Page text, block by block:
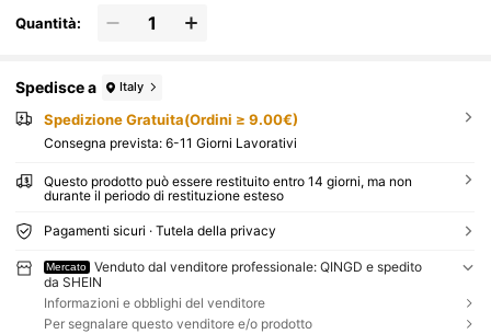
Quantità:
Spedisce a Italy
Spedizione Gratuita(Ordini ≥ 9.00€)
Consegna prevista: 6-11 Giorni Lavorativi
Questo prodotto può essere restituito entro 14 giorni, ma non
durante il periodo di restituzione esteso
Pagamenti sicuri · Tutela della privacy
Mercato
Venduto dal venditore professionale: QINGD e spedito
da SHEIN
Informazioni e obblighi del venditore
Per segnalare questo venditore e/o prodotto